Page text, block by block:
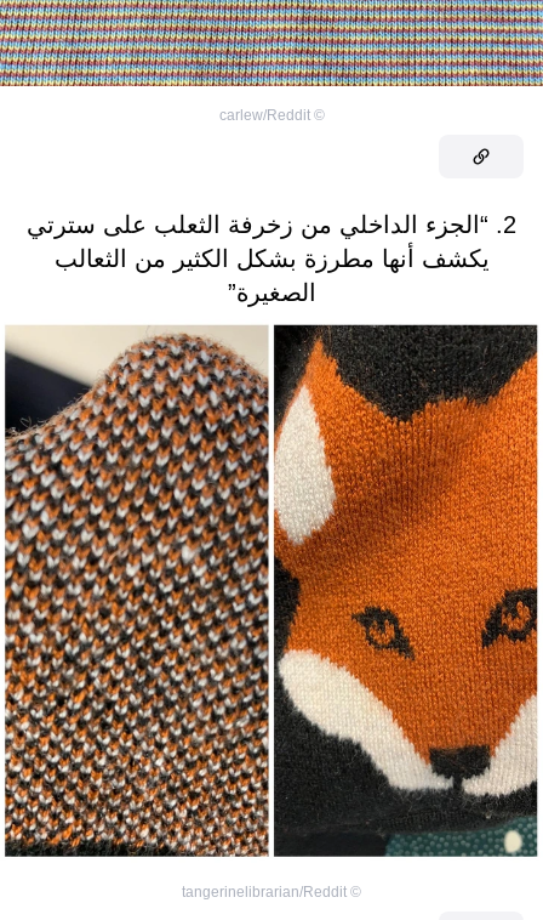
©
carlew/Reddit
2. “الجزء الداخلي من زخرفة الثعلب على سترتي
يكشف أنها مطرزة بشكل الكثير من الثعالب
الصغيرة”
©
tangerinelibrarian/Reddit